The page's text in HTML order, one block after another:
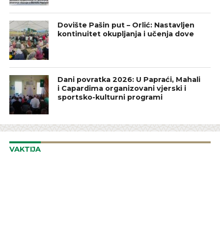
Dovište Pašin put – Orlić: Nastavljen
kontinuitet okupljanja i učenja dove
Dani povratka 2026: U Papraći, Mahali
i Capardima organizovani vjerski i
sportsko-kulturni programi
VAKTIJA